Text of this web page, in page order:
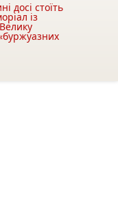
досі стоїть
із